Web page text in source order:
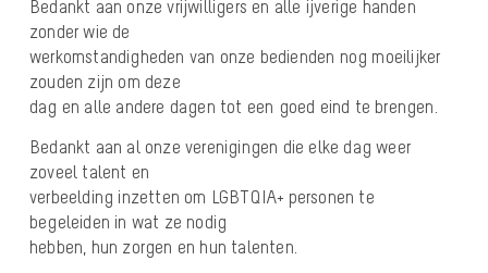
Bedankt aan onze vrijwilligers en alle ijverige handen
zonder wie de
werkomstandigheden van onze bedienden nog moeilijker
zouden zijn om deze
dag en alle andere dagen tot een goed eind te brengen.
Bedankt aan al onze verenigingen die elke dag weer
zoveel talent en
verbeelding inzetten om LGBTQIA+ personen te
begeleiden in wat ze nodig
hebben, hun zorgen en hun talenten.